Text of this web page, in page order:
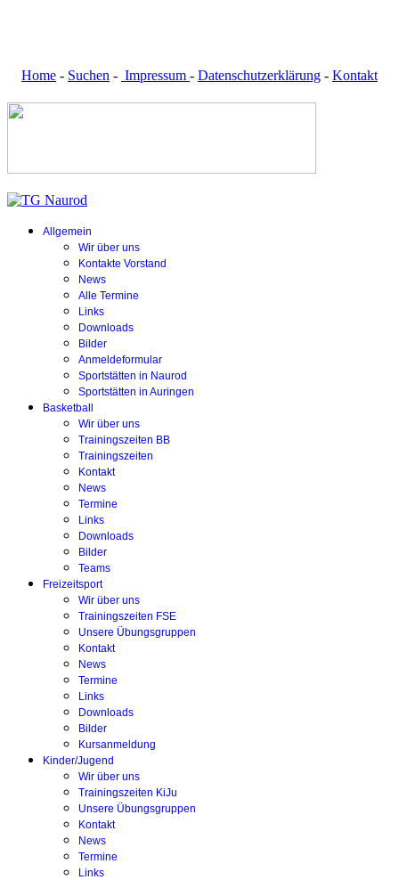
Home - Suchen - Impressum - Datenschutzerklärung - Kontakt
Allgemein
Wir über uns
Kontakte Vorstand
News
Alle Termine
Links
Downloads
Bilder
Anmeldeformular
Sportstätten in Naurod
Sportstätten in Auringen
Basketball
Wir über uns
Trainingszeiten BB
Trainingszeiten
Kontakt
News
Termine
Links
Downloads
Bilder
Teams
Freizeitsport
Wir über uns
Trainingszeiten FSE
Unsere Übungsgruppen
Kontakt
News
Termine
Links
Downloads
Bilder
Kursanmeldung
Kinder/Jugend
Wir über uns
Trainingszeiten KiJu
Unsere Übungsgruppen
Kontakt
News
Termine
Links